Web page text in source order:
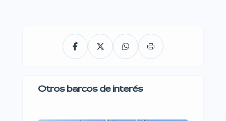
Otros barcos de interés